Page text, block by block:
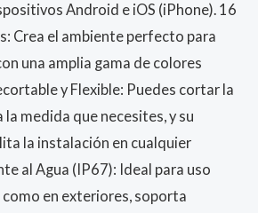
Android e iOS (iPhone). 16
Crea el ambiente perfecto para
una amplia gama de colores
y Flexible: Puedes cortar la
medida que necesites, y su
la instalación en cualquier
al Agua (IP67): Ideal para uso
en exteriores, soporta